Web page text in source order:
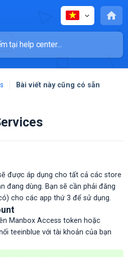
Bài viết này cũng có sẵn
được áp dụng cho tất cả các store
đang dùng. Bạn sẽ cần phải đăng
cho các app thứ 3 để sử dụng.
Manbox Access token hoặc
teeinblue với tài khoản của bạn